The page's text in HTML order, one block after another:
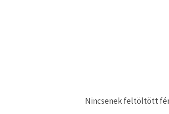
Nincsenek feltöltött